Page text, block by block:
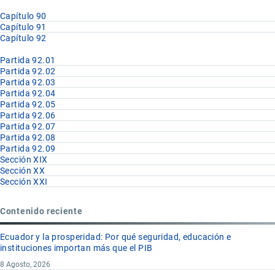
Capítulo 90
Capítulo 91
Capítulo 92
Partida 92.01
Partida 92.02
Partida 92.03
Partida 92.04
Partida 92.05
Partida 92.06
Partida 92.07
Partida 92.08
Partida 92.09
Sección XIX
Sección XX
Sección XXI
Contenido reciente
Ecuador y la prosperidad: Por qué seguridad, educación e
instituciones importan más que el PIB
8 Agosto, 2026